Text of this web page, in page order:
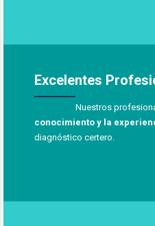
Excelentes
Nuestros
conocimiento y la
diagnóstico certero.